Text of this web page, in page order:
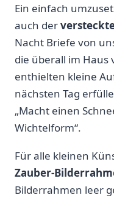
Ein einfach
auch der
Nacht Briefe von
die überall im Haus
enthielten ⁣kleine
nächsten Tag
„Macht einen
Wichtelform“.
Für alle kleinen⁢
Zauber-
Bilderrahmen leer